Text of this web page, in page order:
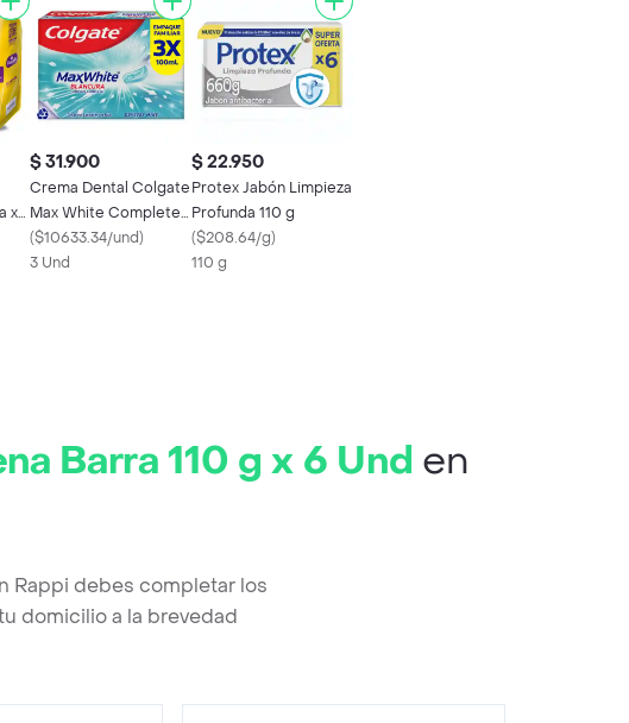
x
$ 31.900
Crema Dental Colgate
Max White Complete
Clean 100 mL x 3 Und
($10633.34/und)
3 Und
$ 22.950
Protex Jabón Limpieza
Profunda 110 g
($208.64/g)
110 g
Barra 110 g x 6 Und en
Rappi debes completar los
domicilio a la brevedad